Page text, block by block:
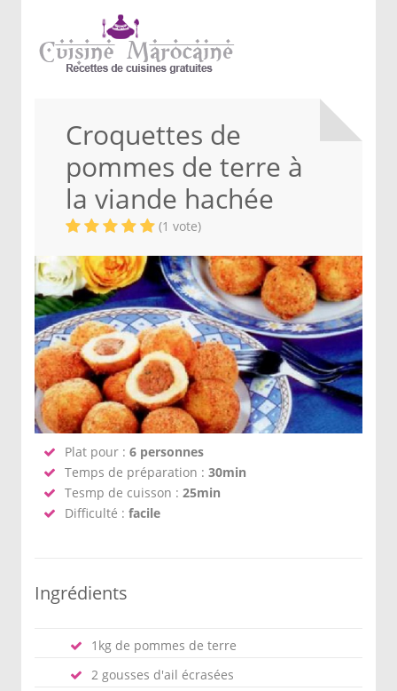
Croquettes de
pommes de terre à
la viande hachée
(1 vote)
Plat pour : 6 personnes
Temps de préparation : 30min
Tesmp de cuisson : 25min
Difficulté : facile
Ingrédients
1kg de pommes de terre
2 gousses d'ail écrasées